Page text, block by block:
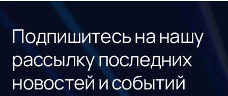
Подпишитесь на нашу
рассылку последних
новостей и событий